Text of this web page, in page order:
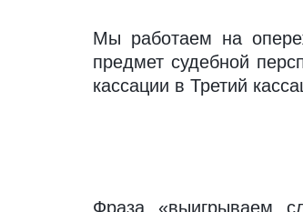
Мы работаем на
предмет судебной
кассации в Третий
Фраза «выигрываем